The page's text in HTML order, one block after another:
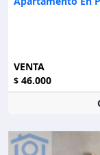
VENTA
$ 46.000